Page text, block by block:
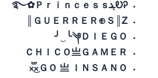
ᎧᎮܔ࿐✿Ｐｒｉｎｃｅｓｓ
ＧＵＥＲＲＥＲ⊕Ｓ║Ꮓ║
༆ＤＩＥＧＯ╰‿╯
ＣＨＩＣＯ亗ＧＡＭＥＲ
ＧＯ 亗 ＩＮＳＡＮＯ×፝֟͜×